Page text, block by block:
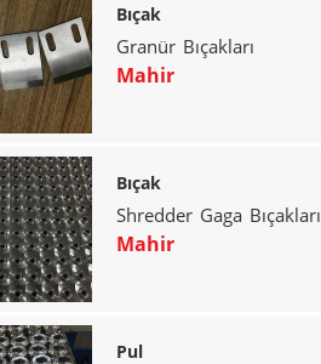
Bıçak
Granür Bıçakları
Mahir
Bıçak
Shredder Gaga Bıçakları
Mahir
Pul